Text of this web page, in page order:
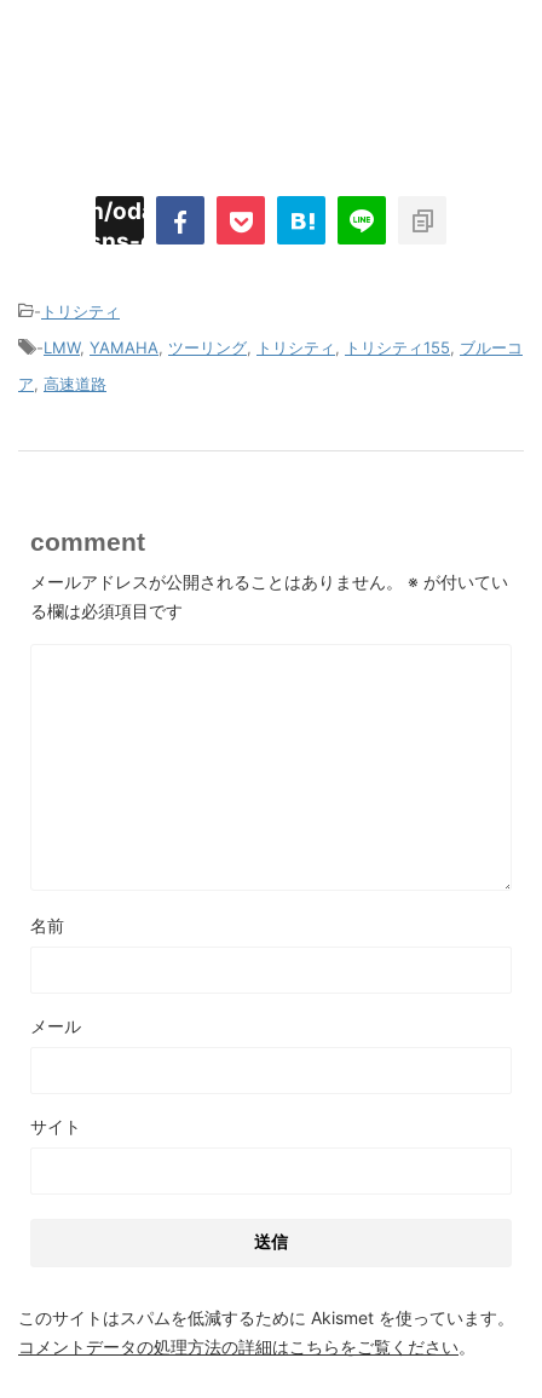
odaiji.com/public_html/blog/wp-
sns-count-cache/sns-count-
- トリシティ
-LMW, YAMAHA ツーリング トリシティ トリシティ155
ブルーコ
ア 高速道路
comment
メールアドレスが公開されることはありません。 ※ が付いてい
る欄は必須項目です
名前
メール
サイト
このサイトはスパムを低減するために Akismet を使っています。
コメントデータの処理方法の詳細はこちらをご覧ください。